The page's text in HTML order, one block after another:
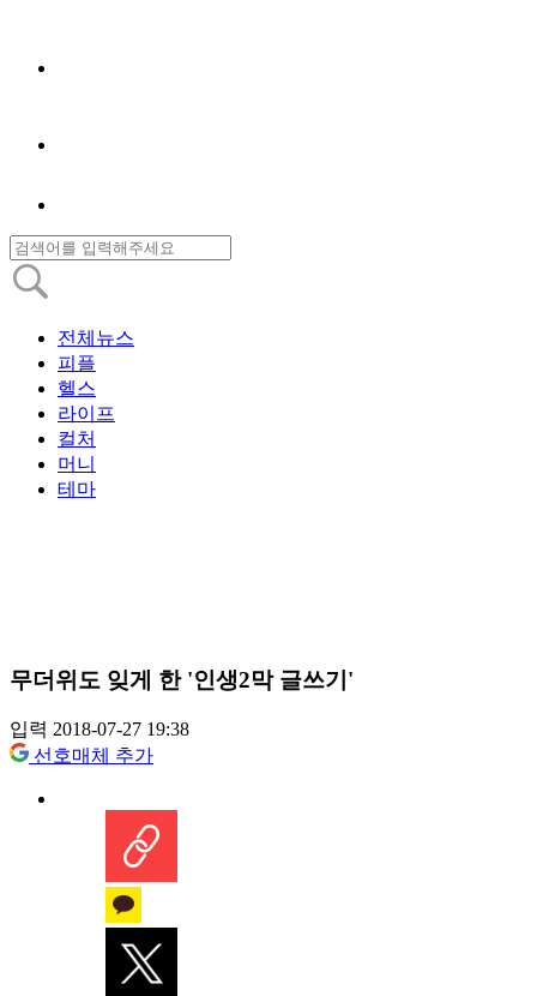
전체뉴스
피플
헬스
라이프
컬처
머니
테마
무더위도 잊게 한 '인생2막 글쓰기'
입력 2018-07-27 19:38
선호매체 추가